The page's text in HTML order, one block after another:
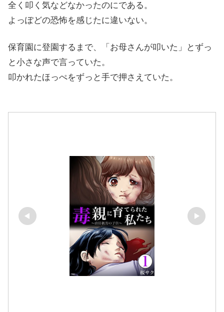
全く叩く気などなかったのにである。
よっぽどの恐怖を感じたに違いない。
保育園に登園するまで、「お母さんが叩いた」とずっ
と小さな声で言っていた。
叩かれたほっぺをずっと手で押さえていた。